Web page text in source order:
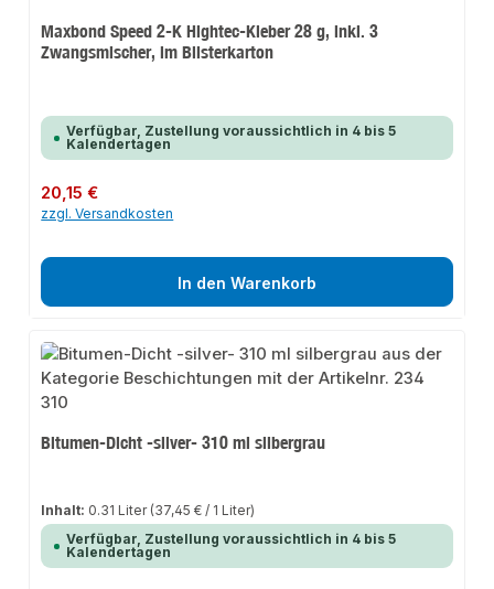
Maxbond Speed 2-K Hightec-Kleber 28 g, inkl. 3
Zwangsmischer, im Blisterkarton
Verfügbar, Zustellung voraussichtlich in 4 bis 5
Kalendertagen
Regulärer Preis:
20,15 €
zzgl. Versandkosten
In den Warenkorb
Bitumen-Dicht -silver- 310 ml silbergrau
Inhalt: 0.31 Liter (37,45 € / 1 Liter)
Verfügbar, Zustellung voraussichtlich in 4 bis 5
Kalendertagen